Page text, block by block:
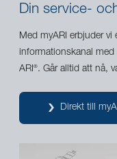
Din service-
Med myARI erbjuder
informationskanal
ARI ®. Går alltid att nå,
Direkt till